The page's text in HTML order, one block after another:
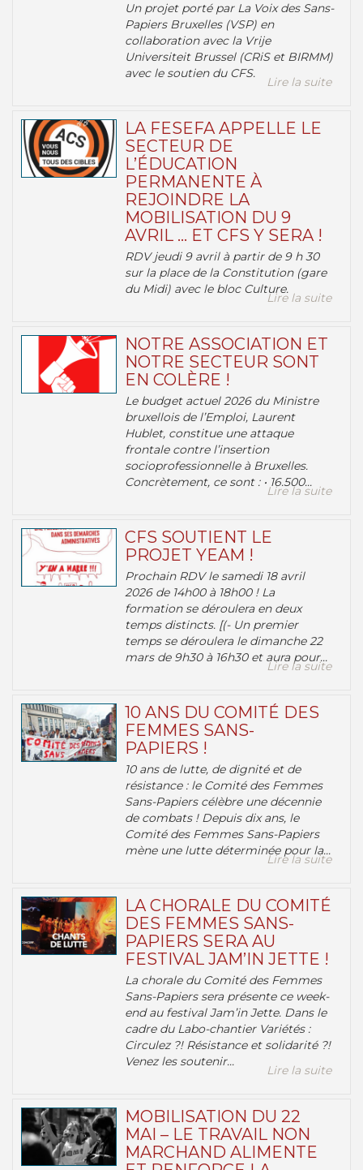
Un projet porté par La Voix des Sans-
Papiers Bruxelles (VSP) en
collaboration avec la Vrije
Universiteit Brussel (CRiS et BIRMM)
avec le soutien du CFS.
Lire la suite
LA FESEFA APPELLE LE
SECTEUR DE
L’ÉDUCATION
PERMANENTE À
REJOINDRE LA
MOBILISATION DU 9
AVRIL … ET CFS Y SERA !
RDV jeudi 9 avril à partir de 9 h 30
sur la place de la Constitution (gare
du Midi) avec le bloc Culture.
Lire la suite
NOTRE ASSOCIATION ET
NOTRE SECTEUR SONT
EN COLÈRE !
Le budget actuel 2026 du Ministre
bruxellois de l’Emploi, Laurent
Hublet, constitue une attaque
frontale contre l’insertion
socioprofessionnelle à Bruxelles.
Concrètement, ce sont : • 16.500...
Lire la suite
CFS SOUTIENT LE
PROJET YEAM !
Prochain RDV le samedi 18 avril
2026 de 14h00 à 18h00 ! La
formation se déroulera en deux
temps distincts. [(- Un premier
temps se déroulera le dimanche 22
mars de 9h30 à 16h30 et aura pour...
Lire la suite
10 ANS DU COMITÉ DES
FEMMES SANS-
PAPIERS !
10 ans de lutte, de dignité et de
résistance : le Comité des Femmes
Sans-Papiers célèbre une décennie
de combats ! Depuis dix ans, le
Comité des Femmes Sans-Papiers
mène une lutte déterminée pour la...
Lire la suite
LA CHORALE DU COMITÉ
DES FEMMES SANS-
PAPIERS SERA AU
FESTIVAL JAM’IN JETTE !
La chorale du Comité des Femmes
Sans-Papiers sera présente ce week-
end au festival Jam’in Jette. Dans le
cadre du Labo-chantier Variétés :
Circulez ?! Résistance et solidarité ?!
Venez les soutenir...
Lire la suite
MOBILISATION DU 22
MAI – LE TRAVAIL NON
MARCHAND ALIMENTE